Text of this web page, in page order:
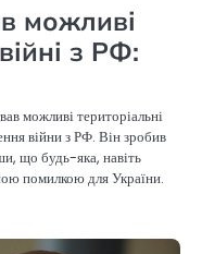
можливі
з РФ:
можливі територіальні
війни з РФ. Він зробив
що будь-яка, навіть
помилкою для України.